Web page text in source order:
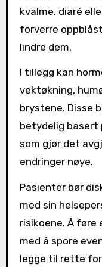
kvalme, diaré
forverre
lindre dem.
I tillegg kan
vektøkning,
brystene. Disse
betydelig basert
som gjør det
endringer nøye.
Pasienter bør
med sin
risikoene. Å føre
med å spore
legge til rette